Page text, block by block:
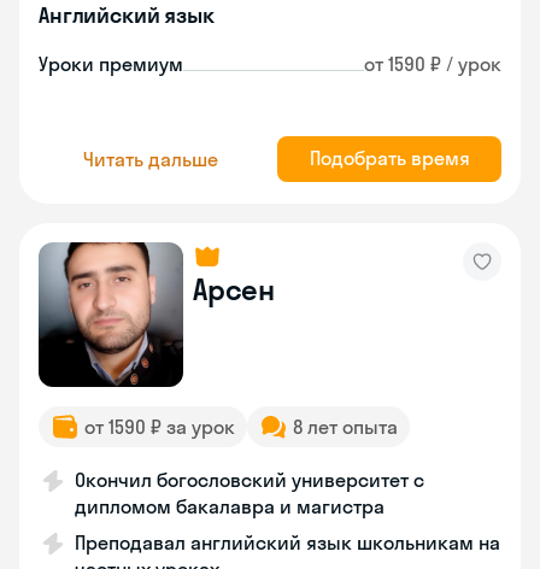
Английский язык
Уроки премиум от 1590 ₽ / урок
Читать дальше Подобрать время
Арсен
от 1590 ₽ за урок 8 лет опыта
Окончил богословский университет с
дипломом бакалавра и магистра
Преподавал английский язык школьникам на